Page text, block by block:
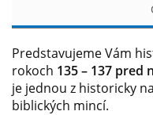
Predstavujeme Vám
rokoch 135 – 137 pred
je jednou z historicky
biblických mincí.